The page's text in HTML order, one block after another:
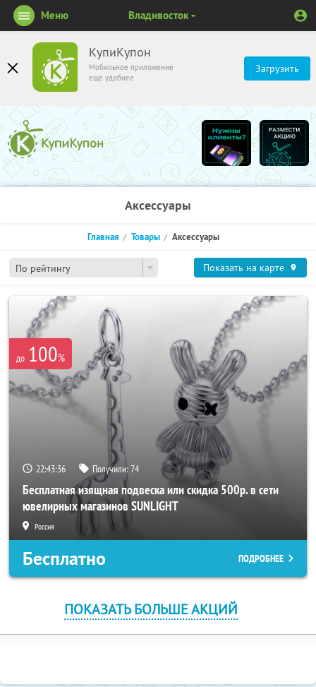
КупиКупон
Мобильное приложение
ещё удобнее
Загрузить
Меню Владивосток
Аксессуары
По рейтингу
Главная Товары Аксессуары
Показать на карте
до 100%
22:43:36 Получили:74
Бесплатная изящная подвеска или скидка 500р. в сети
ювелирных магазинов SUNLIGHT
Россия
Бесплатно ПОДРОБНЕЕ
ПОКАЗАТЬ БОЛЬШЕ АКЦИЙ